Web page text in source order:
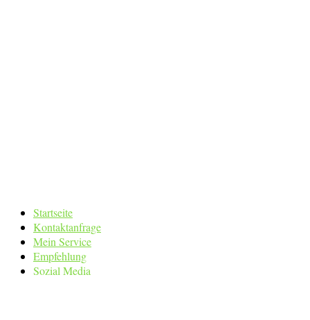
Startseite
Kontaktanfrage
Mein Service
Empfehlung
Sozial Media